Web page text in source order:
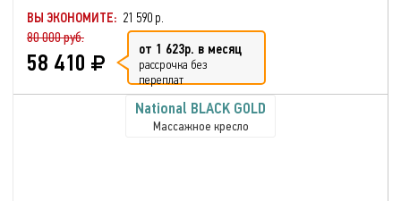
ВЫ ЭКОНОМИТЕ: 21 590 р.
80 000 руб.
58 410 от 1 623р. в месяц
рассрочка без
переплат
National BLACK GOLD
Массажное кресло